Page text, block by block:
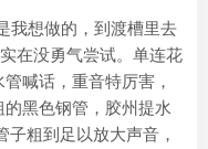
我想做的，到渡槽里去
在没勇气尝试。单连花
喊话，重音特厉害，
黑色钢管，胶州提水
粗到足以放大声音，